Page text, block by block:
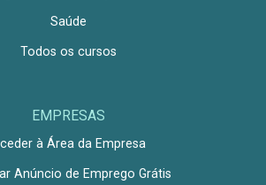
Saúde
Todos os cursos
EMPRESAS
à Área da Empresa
Anúncio de Emprego Grátis